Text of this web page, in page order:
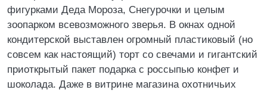
фигурками Деда Мороза, Снегурочки и целым
зоопарком всевозможного зверья. В окнах одной
кондитерской выставлен огромный пластиковый (но
совсем как настоящий) торт со свечами и гигантский
приоткрытый пакет подарка с россыпью конфет и
шоколада. Даже в витрине магазина охотничьих